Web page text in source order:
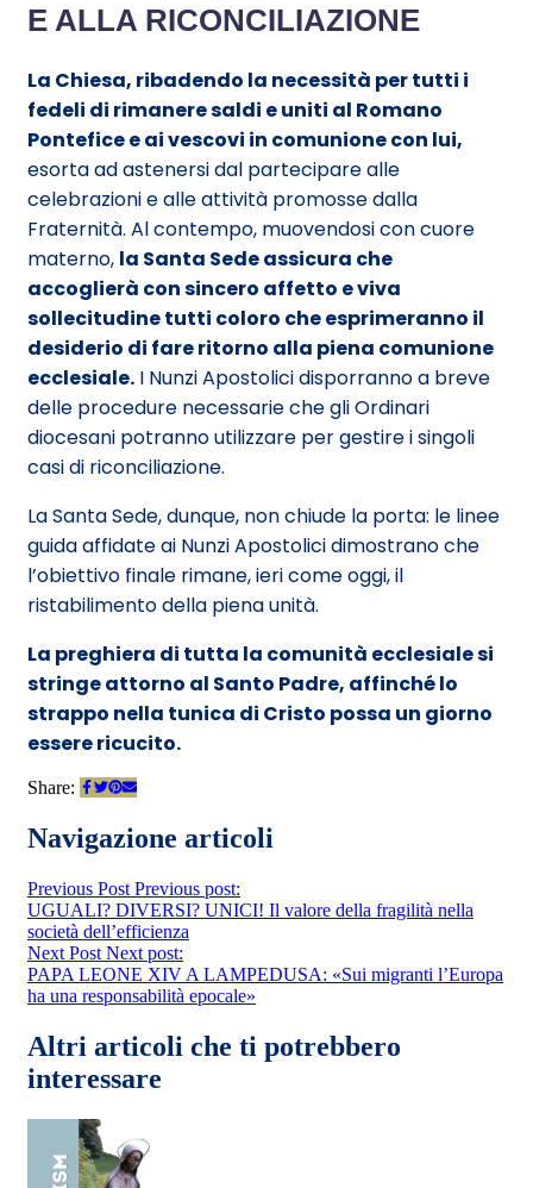
E ALLA RICONCILIAZIONE
La Chiesa, ribadendo la necessità per tutti i
fedeli di rimanere saldi e uniti al Romano
Pontefice e ai vescovi in comunione con lui,
esorta ad astenersi dal partecipare alle
celebrazioni e alle attività promosse dalla
Fraternità. Al contempo, muovendosi con cuore
materno, la Santa Sede assicura che
accoglierà con sincero affetto e viva
sollecitudine tutti coloro che esprimeranno il
desiderio di fare ritorno alla piena comunione
ecclesiale. I Nunzi Apostolici disporranno a breve
delle procedure necessarie che gli Ordinari
diocesani potranno utilizzare per gestire i singoli
casi di riconciliazione.
La Santa Sede, dunque, non chiude la porta: le linee
guida affidate ai Nunzi Apostolici dimostrano che
l’obiettivo finale rimane, ieri come oggi, il
ristabilimento della piena unità.
La preghiera di tutta la comunità ecclesiale si
stringe attorno al Santo Padre, affinché lo
strappo nella tunica di Cristo possa un giorno
essere ricucito.
Share:
Navigazione articoli
Previous Post Previous post:
UGUALI? DIVERSI? UNICI! Il valore della fragilità nella
società dell’efficienza
Next Post Next post:
PAPA LEONE XIV A LAMPEDUSA: «Sui migranti l’Europa
ha una responsabilità epocale»
Altri articoli che ti potrebbero
interessare